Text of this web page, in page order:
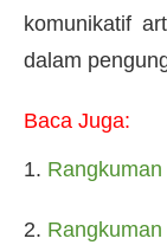
komunikatif
dalam
Baca Juga:
1.
2.